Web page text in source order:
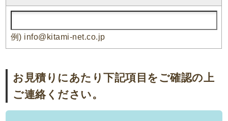
例) info@kitami-net.co.jp
お見積りにあたり下記項目をご確認の上
ご連絡ください。